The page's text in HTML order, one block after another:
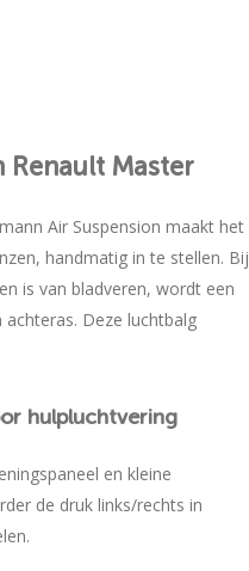
Renault Master
Air Suspension maakt het
handmatig in te stellen. Bij
is van bladveren, wordt een
Deze luchtbalg
hulpluchtvering
en kleine
de druk links/rechts in